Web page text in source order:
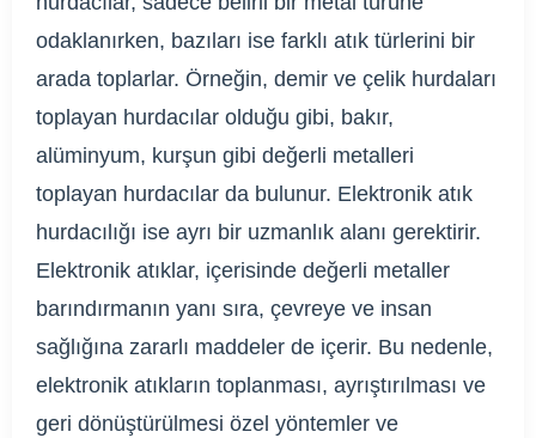
odaklanırken, bazıları ise farklı atık türlerini bir
arada toplarlar. Örneğin, demir ve çelik hurdaları
toplayan hurdacılar olduğu gibi, bakır,
alüminyum, kurşun gibi değerli metalleri
toplayan hurdacılar da bulunur. Elektronik atık
hurdacılığı ise ayrı bir uzmanlık alanı gerektirir.
Elektronik atıklar, içerisinde değerli metaller
barındırmanın yanı sıra, çevreye ve insan
sağlığına zararlı maddeler de içerir. Bu nedenle,
elektronik atıkların toplanması, ayrıştırılması ve
geri dönüştürülmesi özel yöntemler ve